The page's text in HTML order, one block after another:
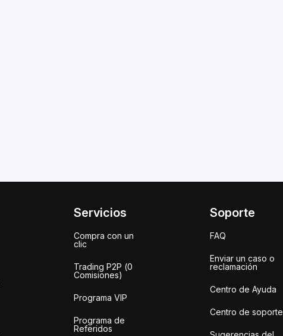
Servicios
Compra con un
clic
Trading P2P (0
Comisiones)
Programa VIP
Programa de
Referidos
Soporte
FAQ
Enviar un caso o
reclamación
Centro de Ayuda
Centro de soporte